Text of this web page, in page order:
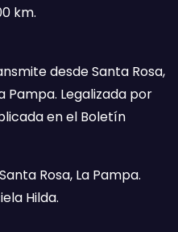
km.
desde Santa Rosa,
Pampa. Legalizada por
en el Boletín
Rosa, La Pampa.
Hilda.